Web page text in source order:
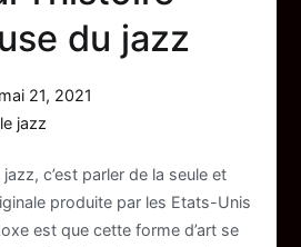
du jazz
mai 21, 2021
jazz
c’est parler de la seule et
produite par les Etats-Unis
est que cette forme d’art se